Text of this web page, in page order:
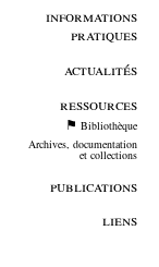
informations
pratiques
actualités
ressources
Bibliothèque
Archives, documentation
et collections
publications
liens